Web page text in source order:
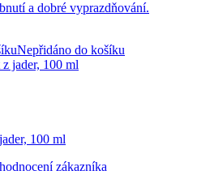
a dobré vyprazdňování.
Nepřidáno do košíku
100 ml
hodnocení zákazníka